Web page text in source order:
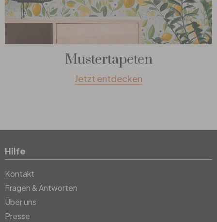
Mustertapeten
Jetzt entdecken
Hilfe
Kontakt
Fragen & Antworten
Über uns
Presse